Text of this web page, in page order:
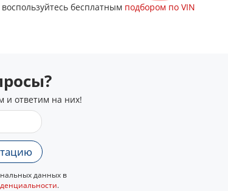
бесплатным подбором по VIN
и ответим на них!
данных в
.